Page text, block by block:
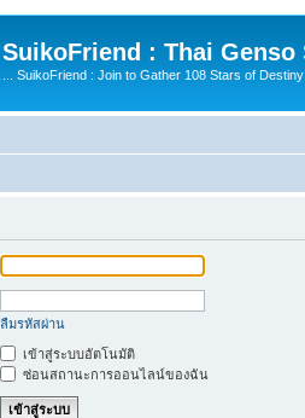
SuikoFriend : Thai Genso
... SuikoFriend : Join to Gather 108 Stars of
ลืมรหัสผ่าน
เข้าสู่ระบบอัตโนมัติ
ซ่อนสถานะการออนไลน์ของฉัน